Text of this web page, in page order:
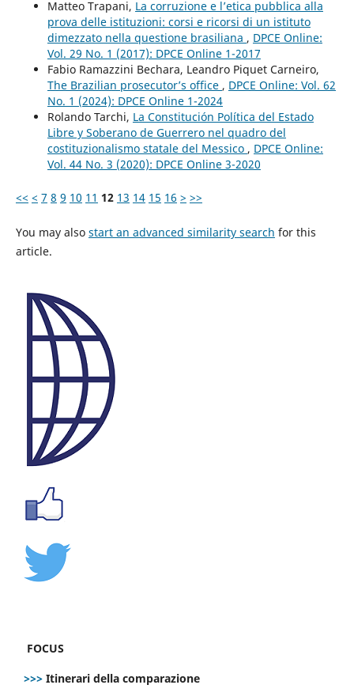
Matteo Trapani, La corruzione e l’etica pubblica alla
prova delle istituzioni: corsi e ricorsi di un istituto
dimezzato nella questione brasiliana , DPCE Online:
Vol. 29 No. 1 (2017): DPCE Online 1-2017
Fabio Ramazzini Bechara, Leandro Piquet Carneiro,
The Brazilian prosecutor’s office , DPCE Online: Vol. 62
No. 1 (2024): DPCE Online 1-2024
Rolando Tarchi, La Constitución Política del Estado
Libre y Soberano de Guerrero nel quadro del
costituzionalismo statale del Messico , DPCE Online:
Vol. 44 No. 3 (2020): DPCE Online 3-2020
<< < 7 8 9 10 11 12 13 14 15 16 > >>
You may also start an advanced similarity search for this
article.
FOCUS
>>> Itinerari della comparazione